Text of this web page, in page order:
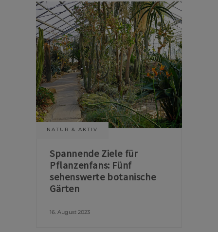
NATUR & AKTIV
Spannende Ziele für
Pflanzenfans: Fünf
sehenswerte botanische
Gärten
16. August 2023